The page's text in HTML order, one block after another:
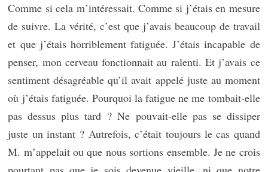
Comme si cela m’intéressait. Comme si j’étais en mesure
de suivre. La vérité, c’est que j’avais beaucoup de travail
et que j’étais horriblement fatiguée. J’étais incapable de
penser, mon cerveau fonctionnait au ralenti. Et j’avais ce
sentiment désagréable qu’il avait appelé juste au moment
où j’étais fatiguée. Pourquoi la fatigue ne me tombait-elle
pas dessus plus tard ? Ne pouvait-elle pas se dissiper
juste un instant ? Autrefois, c’était toujours le cas quand
M. m’appelait ou que nous sortions ensemble. Je ne crois